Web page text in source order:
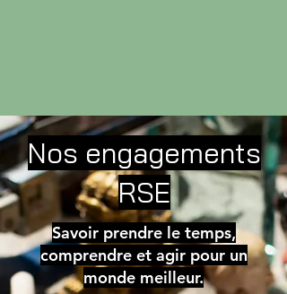
Nos engagements
RSE
Savoir prendre le temps,
comprendre et agir pour un
monde meilleur.